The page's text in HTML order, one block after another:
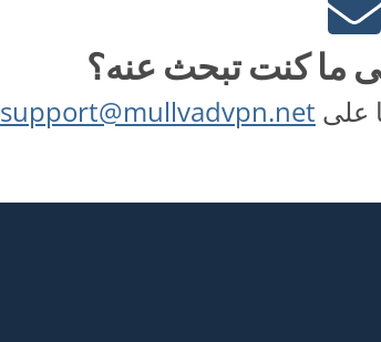
ما كنت تبحث عنه؟
على support@mullvadvpn.net